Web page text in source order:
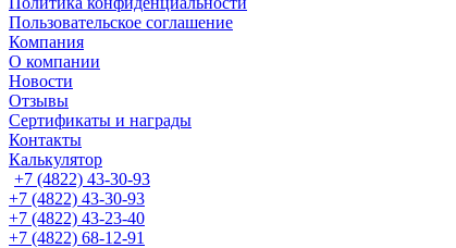
Пользовательское соглашение
Компания
О компании
Новости
Отзывы
Сертификаты и награды
Контакты
Калькулятор
+7 (4822) 43-30-93
+7 (4822) 43-30-93
+7 (4822) 43-23-40
+7 (4822) 68-12-91